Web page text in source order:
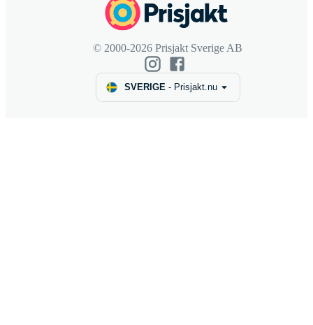
© 2000-2026 Prisjakt Sverige AB
SVERIGE- Prisjakt.nu